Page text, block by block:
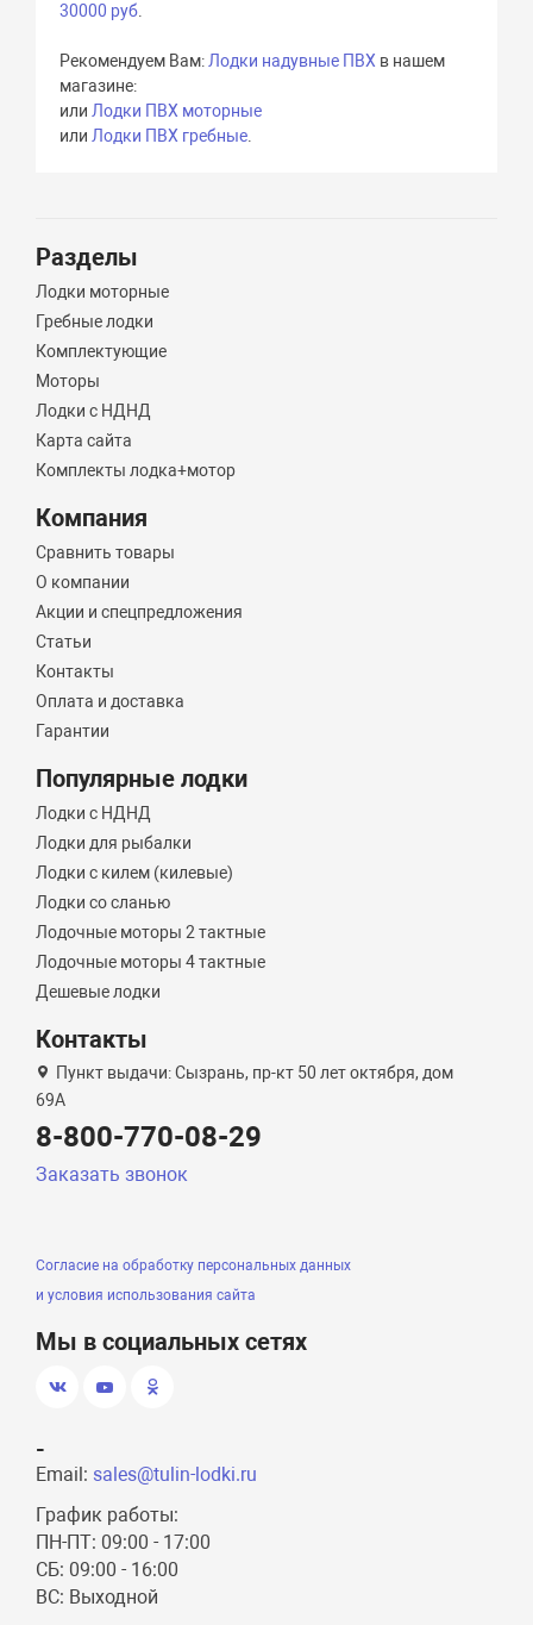
30000 руб
Рекомендуем Вам: Лодки надувные ПВХ в нашем
магазине:
или Лодки ПВХ моторные
или Лодки ПВХ гребные
Разделы
Лодки моторные
Гребные лодки
Комплектующие
Моторы
Лодки с НДНД
Карта сайта
Комплекты лодка+мотор
Компания
Сравнить товары
О компании
Акции и спецпредложения
Статьи
Контакты
Оплата и доставка
Гарантии
Популярные лодки
Лодки с НДНД
Лодки для рыбалки
Лодки с килем (килевые)
Лодки со сланью
Лодочные моторы 2 тактные
Лодочные моторы 4 тактные
Дешевые лодки
Контакты
Пункт выдачи: Сызрань, пр-кт 50 лет октября, дом
69А
8-800-770-08-29
Заказать звонок
Согласие на обработку персональных данных
и условия использования сайта
Мы в социальных сетях
-
Email: sales@tulin-lodki.ru
График работы:
ПН-ПТ: 09:00 - 17:00
СБ: 09:00 - 16:00
ВС: Выходной